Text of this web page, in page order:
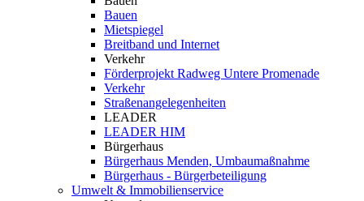
Bauen
Mietspiegel
Breitband und Internet
Verkehr
Förderprojekt Radweg Untere Promenade
Verkehr
Straßenangelegenheiten
LEADER
LEADER HIM
Bürgerhaus
Bürgerhaus Menden, Umbaumaßnahme
Bürgerhaus - Bürgerbeteiligung
Umwelt & Immobilienservice